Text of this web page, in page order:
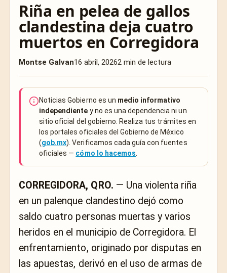
Riña en pelea de gallos
clandestina deja cuatro
muertos en Corregidora
Montse Galvan16 abril, 20262 min de lectura
Noticias Gobierno es un medio informativo
independiente y no es una dependencia ni un
sitio oficial del gobierno. Realiza tus trámites en
los portales oficiales del Gobierno de México
(gob.mx). Verificamos cada guía con fuentes
oficiales — cómo lo hacemos
CORREGIDORA, QRO. — Una violenta riña
en un palenque clandestino dejó como
saldo cuatro personas muertas y varios
heridos en el municipio de Corregidora. El
enfrentamiento, originado por disputas en
las apuestas, derivó en el uso de armas de